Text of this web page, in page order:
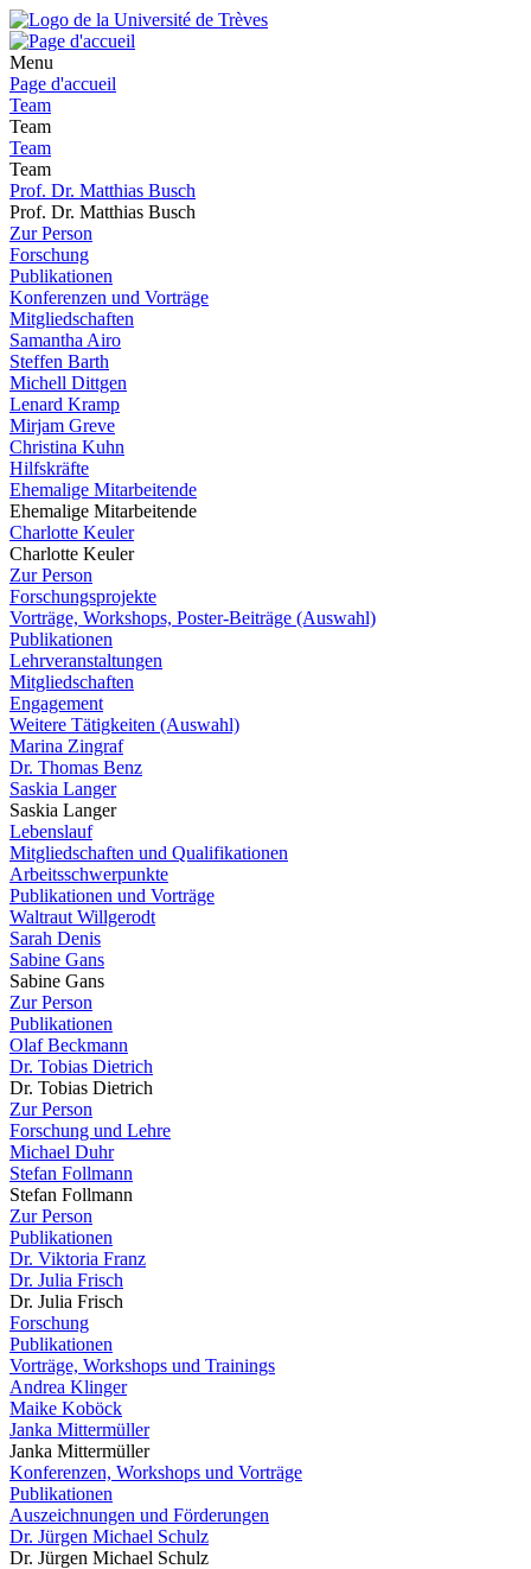
Menu
Page d'accueil
Team
Team
Team
Team
Prof. Dr. Matthias Busch
Prof. Dr. Matthias Busch
Zur Person
Forschung
Publikationen
Konferenzen und Vorträge
Mitgliedschaften
Samantha Airo
Steffen Barth
Michell Dittgen
Lenard Kramp
Mirjam Greve
Christina Kuhn
Hilfskräfte
Ehemalige Mitarbeitende
Ehemalige Mitarbeitende
Charlotte Keuler
Charlotte Keuler
Zur Person
Forschungsprojekte
Vorträge, Workshops, Poster-Beiträge (Auswahl)
Publikationen
Lehrveranstaltungen
Mitgliedschaften
Engagement
Weitere Tätigkeiten (Auswahl)
Marina Zingraf
Dr. Thomas Benz
Saskia Langer
Saskia Langer
Lebenslauf
Mitgliedschaften und Qualifikationen
Arbeitsschwerpunkte
Publikationen und Vorträge
Waltraut Willgerodt
Sarah Denis
Sabine Gans
Sabine Gans
Zur Person
Publikationen
Olaf Beckmann
Dr. Tobias Dietrich
Dr. Tobias Dietrich
Zur Person
Forschung und Lehre
Michael Duhr
Stefan Follmann
Stefan Follmann
Zur Person
Publikationen
Dr. Viktoria Franz
Dr. Julia Frisch
Dr. Julia Frisch
Forschung
Publikationen
Vorträge, Workshops und Trainings
Andrea Klinger
Maike Koböck
Janka Mittermüller
Janka Mittermüller
Konferenzen, Workshops und Vorträge
Publikationen
Auszeichnungen und Förderungen
Dr. Jürgen Michael Schulz
Dr. Jürgen Michael Schulz